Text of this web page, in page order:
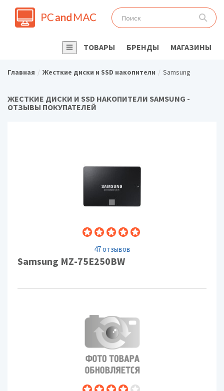
ТОВАРЫ БРЕНДЫ МАГАЗИНЫ
Главная Жесткие диски и SSD накопители Samsung
ЖЕСТКИЕ ДИСКИ И SSD НАКОПИТЕЛИ SAMSUNG -
ОТЗЫВЫ ПОКУПАТЕЛЕЙ
47 отзывов
Samsung MZ-75E250BW